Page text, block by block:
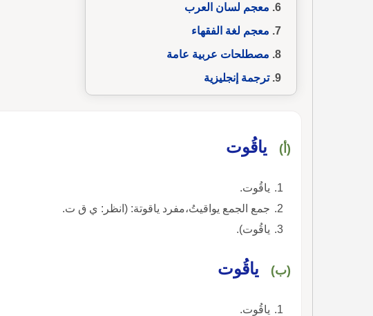
معجم لسان العرب
معجم لغة الفقهاء
مصطلحات عربية عامة
ترجمة إنجليزية
(أ) ياقُوت
ياقُوت.
جمع الجمع يواقيتُ،مفرد ياقوتة: (انظر: ي ق ت.
ياقُوت).
(ب) ياقُوت
ياقُوت.